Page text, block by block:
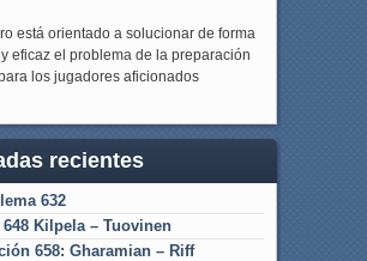
está orientado a solucionar de forma
eficaz el problema de la preparación
los jugadores aficionados
recientes
632
648 Kilpela – Tuovinen
658: Gharamian – Riff